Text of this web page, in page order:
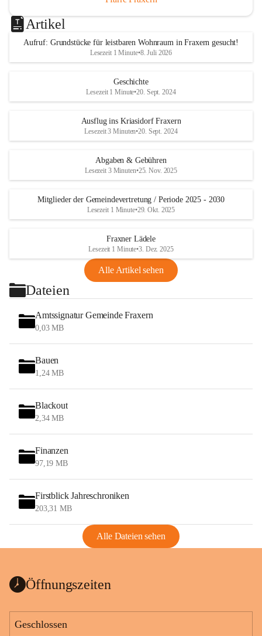
Artikel
Aufruf: Grundstücke für leistbaren Wohnraum in Fraxern gesucht!
Lesezeit 1 Minute•8. Juli 2026
Geschichte
Lesezeit 1 Minute•20. Sept. 2024
Ausflug ins Kriasidorf Fraxern
Lesezeit 3 Minuten•20. Sept. 2024
Abgaben & Gebühren
Lesezeit 3 Minuten•25. Nov. 2025
Mitglieder der Gemeindevertretung / Periode 2025 - 2030
Lesezeit 1 Minute•29. Okt. 2025
Fraxner Lädele
Lesezeit 1 Minute•3. Dez. 2025
Alle Artikel sehen
Dateien
Amtssignatur Gemeinde Fraxern
0,03 MB
Bauen
1,24 MB
Blackout
2,34 MB
Finanzen
97,19 MB
Firstblick Jahreschroniken
203,31 MB
Alle Dateien sehen
Öffnungszeiten
Geschlossen